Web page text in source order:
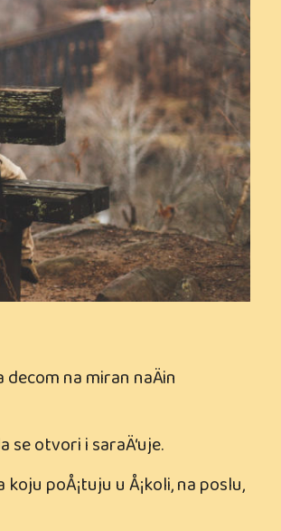
na miran naÄin
otvori i saraÄ‘uje.
poÅ¡tuju u Å¡koli, na poslu,